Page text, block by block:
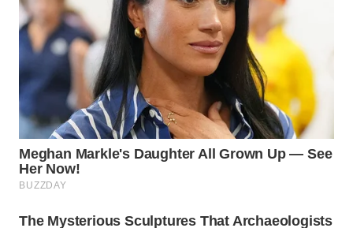
WN
SEMARANG
WN
SOLO
WN
BOROBUDUR
WN